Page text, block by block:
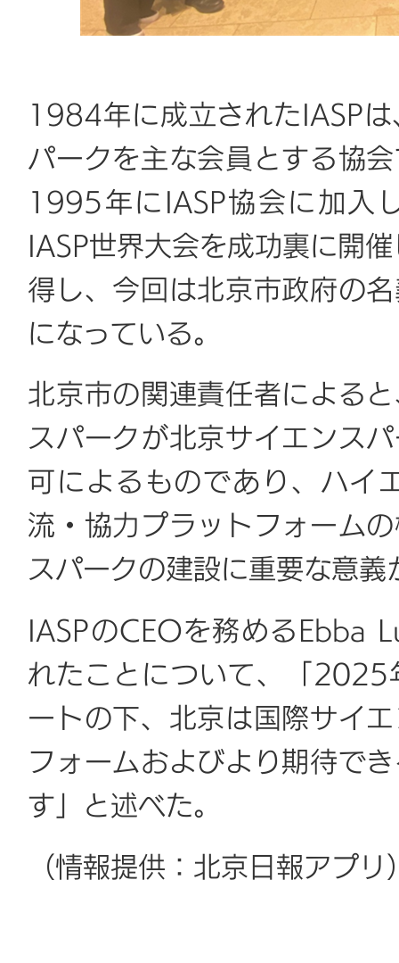
1984年に成立されたIASP
パークを主な会員とする協
1995年にIASP協会に加
IASP世界大会を成功裏に開
得し、今回は北京市政府の
になっている。
北京市の関連責任者による
スパークが北京サイエンス
可によるものであり、ハイ
流・協力プラットフォーム
スパークの建設に重要な意義
IASPのCEOを務めるEbba
れたことについて、「2025
ートの下、北京は国際サイ
フォームおよびより期待で
す」と述べた。
（情報提供：北京日報アプリ